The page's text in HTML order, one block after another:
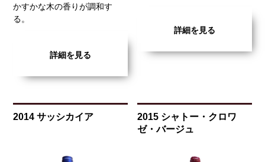
かすかな木の香りが調和す
る。
詳細を見る
詳細を見る
2014 サッシカイア
2015 シャトー・クロワ
ゼ・バージュ